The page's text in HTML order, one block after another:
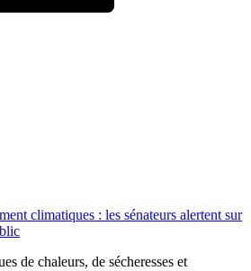
climatiques : les sénateurs alertent sur
de chaleurs, de sécheresses et